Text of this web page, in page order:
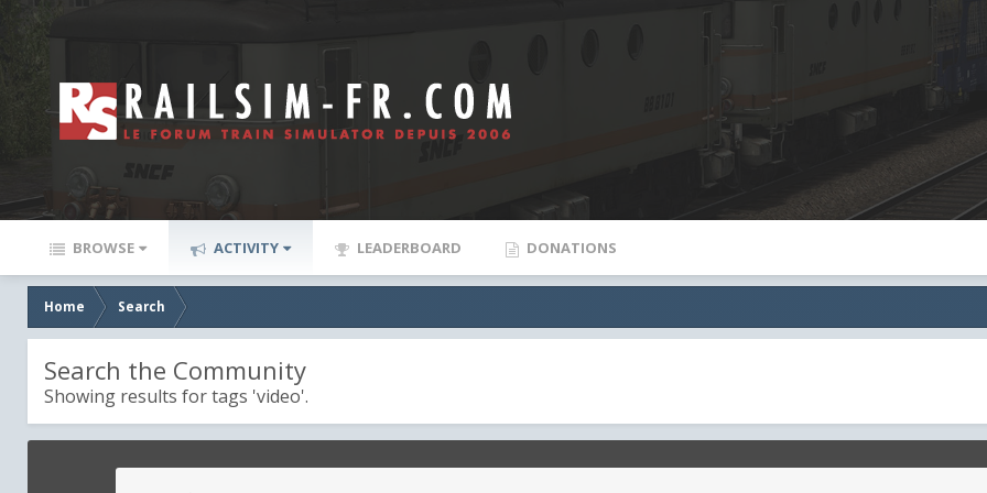
BROWSE ACTIVITY LEADERBOARD DONATIONS
Home Search
Search the Community
Showing results for tags 'video'.